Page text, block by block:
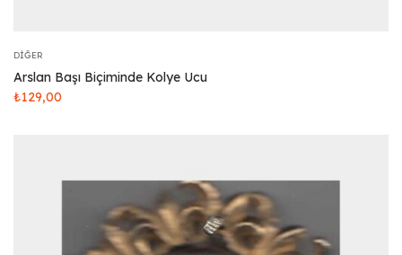
DIĞER
Arslan Başı Biçiminde Kolye Ucu
₺129,00